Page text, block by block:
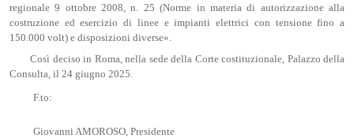
regionale 9 ottobre 2008, n. 25 (Norme in materia di autorizzazione alla
costruzione ed esercizio di linee e impianti elettrici con tensione fino a
150.000 volt) e disposizioni diverse».
Così deciso in Roma, nella sede della Corte costituzionale, Palazzo della
Consulta, il 24 giugno 2025.
F.to:
Giovanni AMOROSO, Presidente